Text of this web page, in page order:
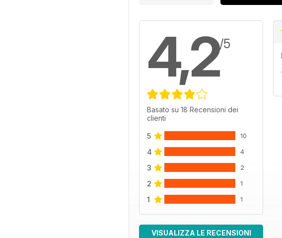
4,2/5
Basato su 18 Recensioni dei
clienti
5 10
4 4
3 2
2 1
1 1
VISUALIZZA LE RECENSIONI